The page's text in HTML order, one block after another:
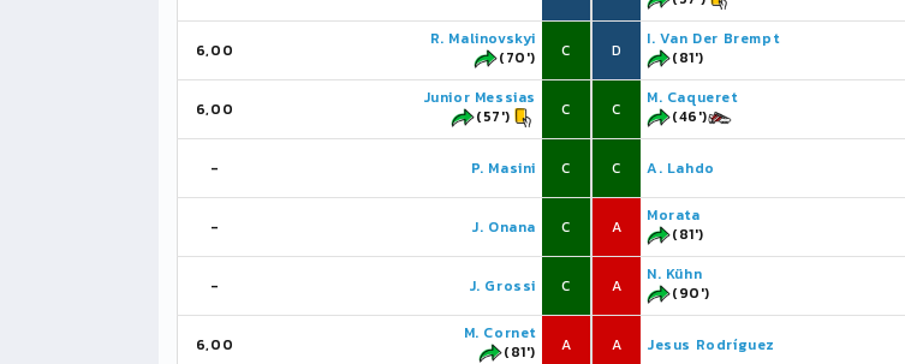
6,00
R. Malinovskyi
(70')
C
6,00
Junior Messias
(57')
C
- P. Masini C
- J. Onana C
- J. Grossi C
6,00
M. Cornet
(81')
A
D
I. Van Der Brempt
(81')
C
M. Caqueret
(46')
C A. Lahdo
A
Morata
(81')
A
N. Kühn
(90')
A Jesus Rodríguez